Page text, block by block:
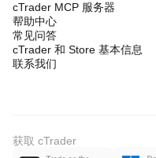
cTrader MCP 服务器
帮助中心
常见问答
cTrader 和 Store 基本信息
联系我们
获取 cTrader